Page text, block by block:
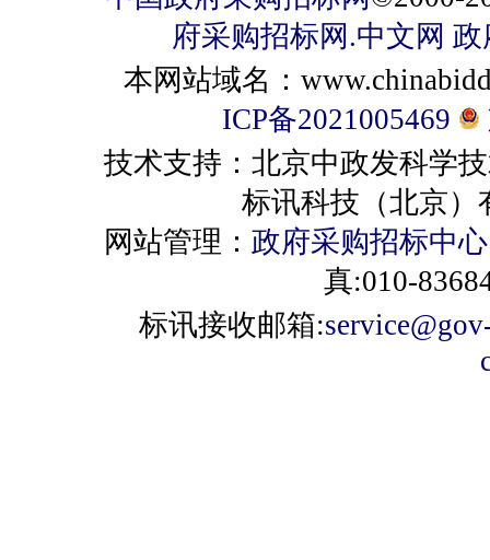
府采购招标网.中文网 政
本网站域名：
ICP备2021005469
技术支持：北京中政发科学
标讯科技（北京）
网站管理： 政府采购招标中心
真:010-
标讯接收邮箱: